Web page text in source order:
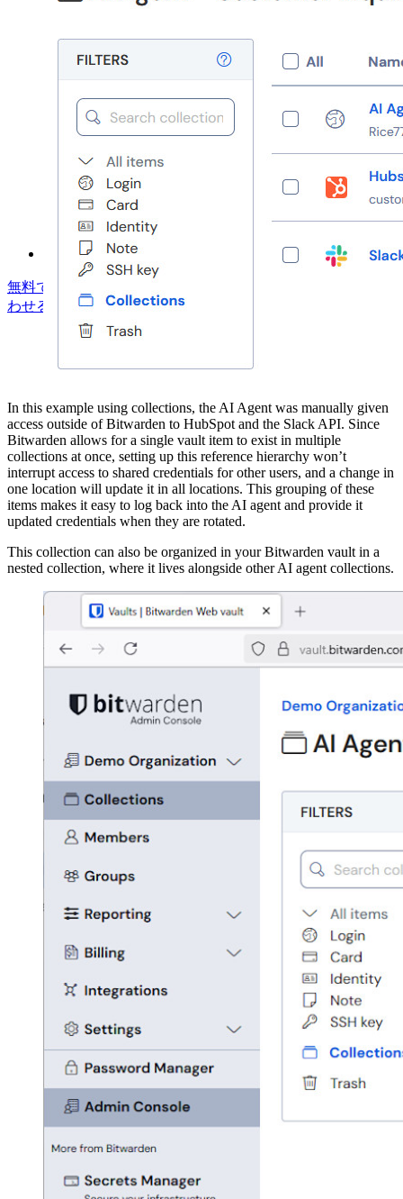
オープンソース・セキュリティ・サミット
Bitwardenセキュリティホワイトペーパー
トレーニング
ヘルプセンター
Courses
コミュニティフォーラム
エンタープライズサービス
無料で始める
わせる
ログインログイン
In this example using collections, the AI Agent was manually given
access outside of Bitwarden to HubSpot and the Slack API. Since
Bitwarden allows for a single vault item to exist in multiple
collections at once, setting up this reference hierarchy won’t
interrupt access to shared credentials for other users, and a change in
one location will update it in all locations. This grouping of these
items makes it easy to log back into the AI agent and provide it
updated credentials when they are rotated.
This collection can also be organized in your Bitwarden vault in a
nested collection, where it lives alongside other AI agent collections.